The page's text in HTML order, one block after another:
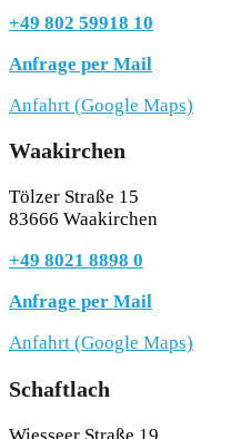
+49 802 59918 10
Anfrage per Mail
Anfahrt (Google Maps)
Waakirchen
Tölzer Straße 15
83666 Waakirchen
+49 8021 8898 0
Anfrage per Mail
Anfahrt (Google Maps)
Schaftlach